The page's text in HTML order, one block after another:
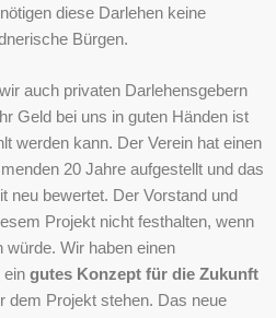
diese Darlehen keine
Bürgen.
auch privaten Darlehensgebern
Geld bei uns in guten Händen ist
werden kann. Der Verein hat einen
20 Jahre aufgestellt und das
neu bewertet. Der Vorstand und
Projekt nicht festhalten, wenn
Wir haben einen
ein gutes Konzept für die Zukunft
dem Projekt stehen. Das neue